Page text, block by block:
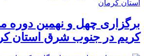
برگزاری چهل و نهمین دوره
کریم در جنوب شرق استان